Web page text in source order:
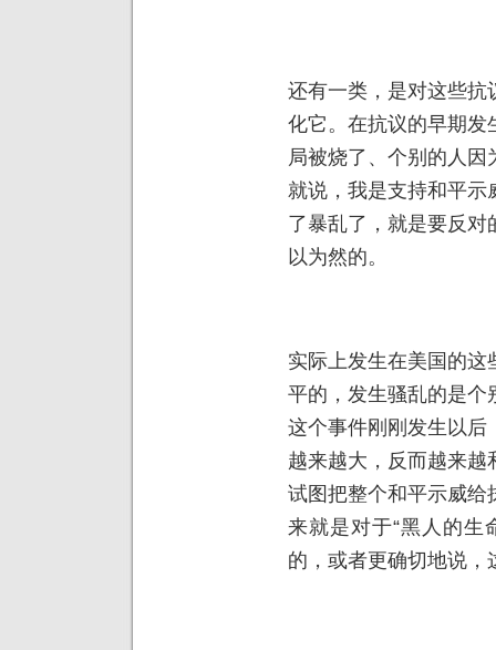
还有一类，是对这些抗
化它。在抗议的早期发
局被烧了、个别的人
就说，我是支持和平
了暴乱了，就是要反
以为然的。
实际上发生在美国的
平的，发生骚乱的是
这个事件刚刚发生以后
越来越大，反而越来
试图把整个和平示威给
来就是对于“黑人的生
的，或者更确切地说